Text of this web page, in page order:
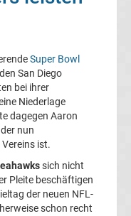
Super Bowl
San Diego
bei ihrer
Niederlage
dagegen Aaron
nun
ist.
sich nicht
Pleite beschäftigen
der neuen NFL-
schon recht